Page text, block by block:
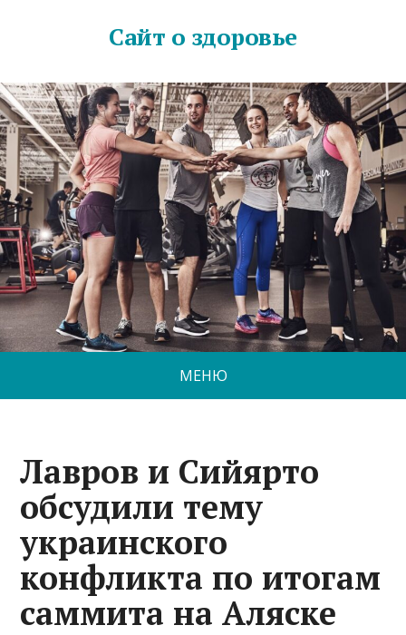
Сайт о здоровье
МЕНЮ
Лавров и Сийярто
обсудили тему
украинского
конфликта по итогам
саммита на Аляске